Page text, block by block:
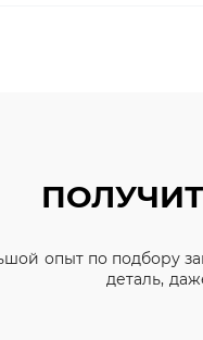
опыт по подбору
деталь,